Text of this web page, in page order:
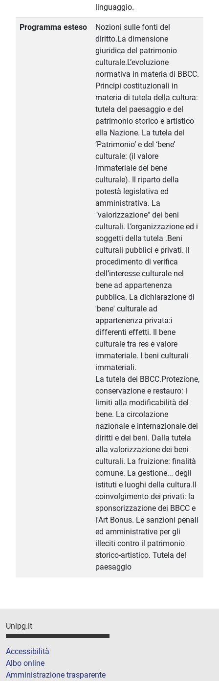
linguaggio.
Programma esteso
Nozioni sulle fonti del
diritto.La dimensione
giuridica del patrimonio
culturale.L’evoluzione
normativa in materia di BBCC.
Principi costituzionali in
materia di tutela della cultura:
tutela del paesaggio e del
patrimonio storico e artistico
ella Nazione. La tutela del
‘Patrimonio’ e del ‘bene’
culturale: (il valore
immateriale del bene
culturale). Il riparto della
potestà legislativa ed
amministrativa. La
"valorizzazione" dei beni
culturali. L’organizzazione ed i
soggetti della tutela .Beni
culturali pubblici e privati. Il
procedimento di verifica
dell’interesse culturale nel
bene ad appartenenza
pubblica. La dichiarazione di
'bene' culturale ad
appartenenza privata:i
differenti effetti. Il bene
culturale tra res e valore
immateriale. I beni culturali
immateriali.
La tutela dei BBCC.Protezione,
conservazione e restauro: i
limiti alla modificabilità del
bene. La circolazione
nazionale e internazionale dei
diritti e dei beni. Dalla tutela
alla valorizzazione dei beni
culturali. La fruizione: finalità
comune. La gestione... degli
istituti e luoghi della cultura.Il
coinvolgimento dei privati: la
sponsorizzazione dei BBCC e
l'Art Bonus. Le sanzioni penali
ed amministrative per gli
illeciti contro il patrimonio
storico-artistico. Tutela del
paesaggio
Unipg.it
Accessibilità
Albo online
Amministrazione trasparente